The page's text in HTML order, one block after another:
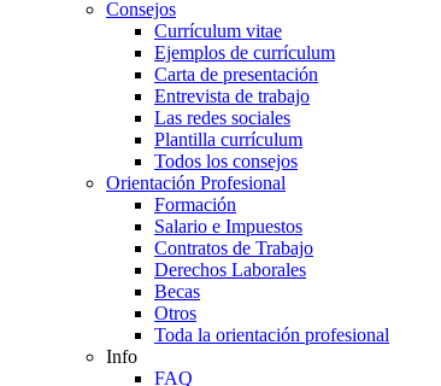
Consejos
Currículum vitae
Ejemplos de currículum
Carta de presentación
Entrevista de trabajo
Las redes sociales
Plantilla currículum
Todos los consejos
Orientación Profesional
Formación
Salario e Impuestos
Contratos de Trabajo
Derechos Laborales
Becas
Otros
Toda la orientación profesional
Info
FAQ